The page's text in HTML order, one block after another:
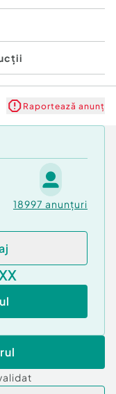
Raportează anunț
18997 anunțuri